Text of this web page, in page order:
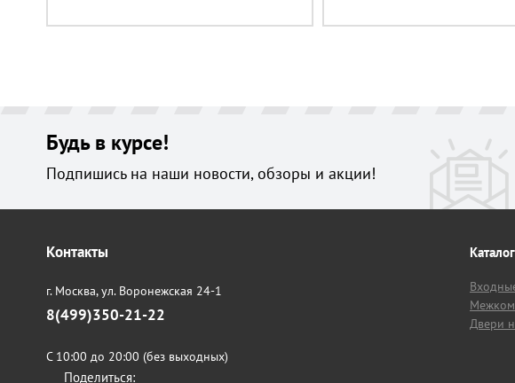
Будь в курсе!
Подпишись на наши новости, обзоры и акции!
Контакты
г. Москва,ул. Воронежская 24-1
8(499)350-21-22
С 10:00 до 20:00 (без выходных)
Каталог
Двери
Поделиться: